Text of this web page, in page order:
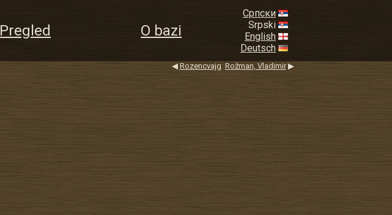
Pregled O bazi
Српски
Srpski
English
Deutsch
◀ Rozencvajg Rožman, Vladimir▶